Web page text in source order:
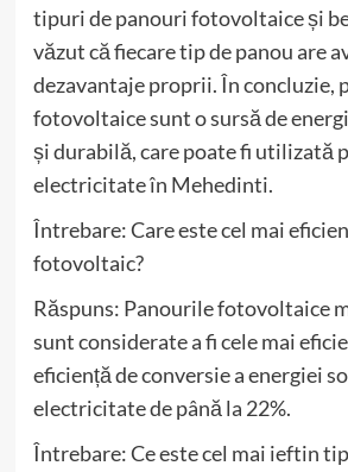
tipuri de panouri fotovoltaice și
văzut că fiecare tip de panou are
dezavantaje proprii. În concluzie,
fotovoltaice sunt o sursă de
și durabilă, care poate fi utilizată
electricitate în Mehedinti.
Întrebare: Care este cel mai
fotovoltaic?
Răspuns: Panourile fotovoltaice
sunt considerate a fi cele mai
eficiență de conversie a energiei
electricitate de până la 22%.
Întrebare: Ce este cel mai ieftin